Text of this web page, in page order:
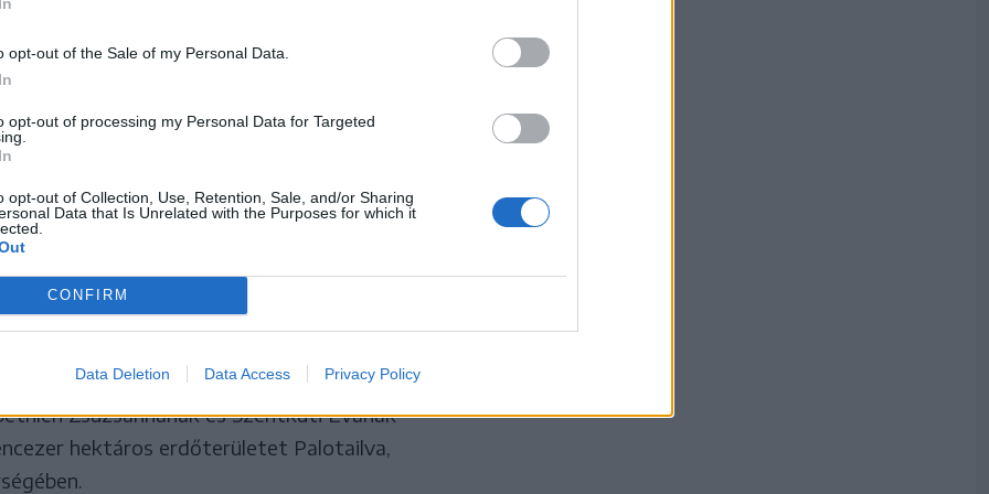
opt-out of the Sale of my Personal Data.
opt-out of processing my Personal Data for Targeted
opt-out of Collection, Use, Retention, Sale, and/or Sharing
Data that Is Unrelated with the Purposes for which it
CONFIRM
Data Deletion Data Access Privacy Policy
célzó tárgyalást eddig háromszor
kormányhivatalnak nem volt pénze az óvadék
hogy most már van erre pénz, de elnézett
lejt, hanem tizennégymilliót kellett volna
is meggyőződhet” – nyilatkozta a
a per tárgyát képező vagyon értéke szerint
lejről van szó.
ben született, 764-es számú végleges ítélet
a báró Bánffy Dániel
Zsuzsannának és Szentkúti Évának –
hektáros erdőterületet Palotailva,